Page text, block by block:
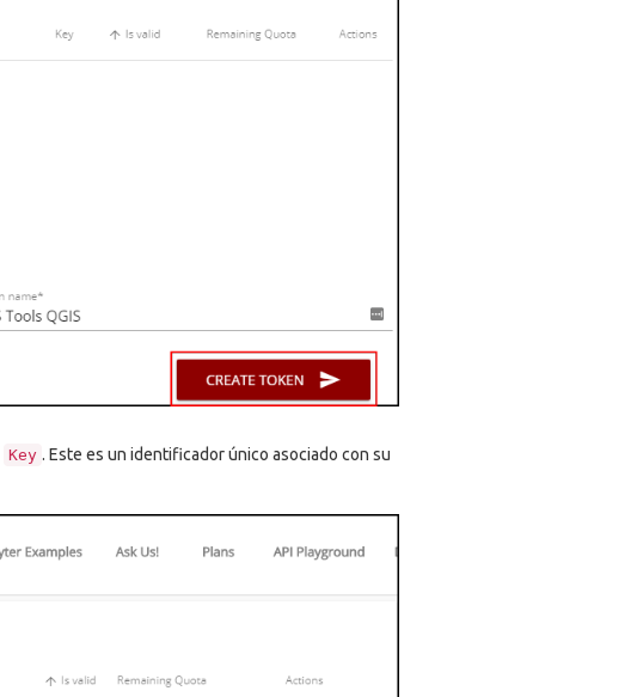
Key . Este es un identificador único asociado con su